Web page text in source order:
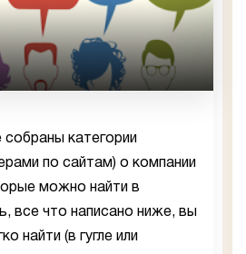
категории
по сайтам) о компании
можно найти в
все что написано ниже, вы
найти (в гугле или